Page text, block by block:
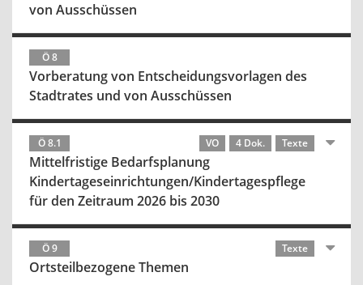
von Ausschüssen
Ö 8
Vorberatung von Entscheidungsvorlagen des
Stadtrates und von Ausschüssen
Ö 8.1 VO 4 Dok. Texte
Mittelfristige Bedarfsplanung
Kindertageseinrichtungen/Kindertagespflege
für den Zeitraum 2026 bis 2030
Ö 9 Texte
Ortsteilbezogene Themen